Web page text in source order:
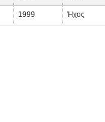
1999 Ήχος